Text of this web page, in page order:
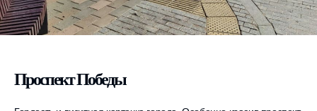
Проспект Победы